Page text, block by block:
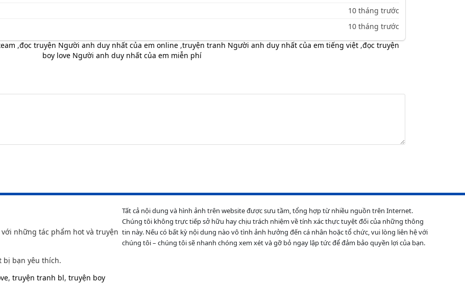
10 tháng trước
10 tháng trước
,đọc truyện Người anh duy nhất của em online ,truyện tranh Người anh duy nhất của em tiếng việt ,đọc truyện
boy love Người anh duy nhất của em miễn phí
những tác phẩm hot và truyện
bị bạn yêu thích.
, truyện tranh bl, truyện boy
Tất cả nội dung và hình ảnh trên website được sưu tầm, tổng hợp từ nhiều nguồn trên Internet.
Chúng tôi không trực tiếp sở hữu hay chịu trách nhiệm về tính xác thực tuyệt đối của những thông
tin này. Nếu có bất kỳ nội dung nào vô tình ảnh hưởng đến cá nhân hoặc tổ chức, vui lòng liên hệ với
chúng tôi – chúng tôi sẽ nhanh chóng xem xét và gỡ bỏ ngay lập tức để đảm bảo quyền lợi của bạn.